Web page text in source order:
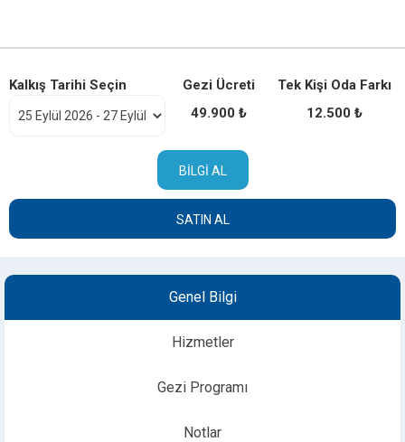
Kalkış Tarihi Seçin
Gezi Ücreti
49.900 ₺
Tek Kişi Oda Farkı
12.500 ₺
BILGI AL
SATIN AL
Genel Bilgi
Hizmetler
Gezi Programı
Notlar